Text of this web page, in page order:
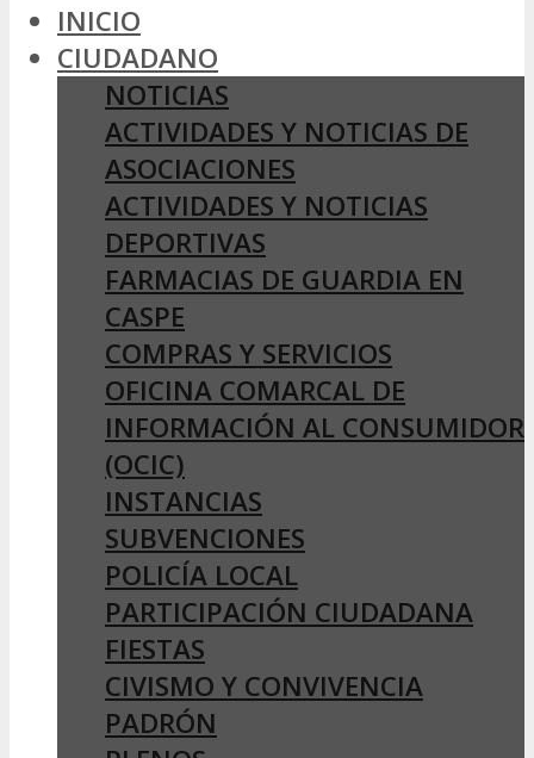
INICIO
CIUDADANO
NOTICIAS
ACTIVIDADES Y NOTICIAS DE
ASOCIACIONES
ACTIVIDADES Y NOTICIAS
DEPORTIVAS
FARMACIAS DE GUARDIA EN
CASPE
COMPRAS Y SERVICIOS
OFICINA COMARCAL DE
INFORMACIÓN AL CONSUMIDOR
(OCIC)
INSTANCIAS
SUBVENCIONES
POLICÍA LOCAL
PARTICIPACIÓN CIUDADANA
FIESTAS
CIVISMO Y CONVIVENCIA
PADRÓN